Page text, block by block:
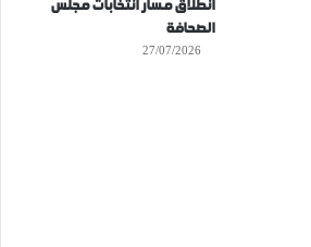
انطلاق مسار انتخابات مجلس
الصحافة
27/07/2026